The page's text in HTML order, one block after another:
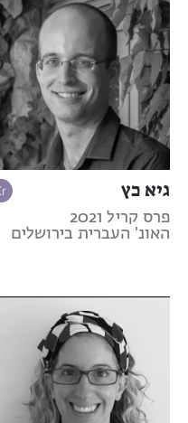
גיא כץ
פרס קריל 2021
האונ' העברית בירושלים